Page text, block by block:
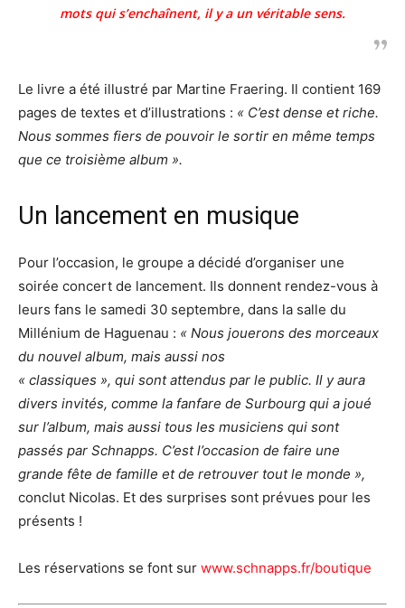
mots qui s’enchaînent, il y a un véritable sens.
Le livre a été illustré par Martine Fraering. Il contient 169
pages de textes et d’illustrations : « C’est dense et riche.
Nous sommes fiers de pouvoir le sortir en même temps
que ce troisième album ».
Un lancement en musique
Pour l’occasion, le groupe a décidé d’organiser une
soirée concert de lancement. Ils donnent rendez-vous à
leurs fans le samedi 30 septembre, dans la salle du
Millénium de Haguenau : « Nous jouerons des morceaux
du nouvel album, mais aussi nos
« classiques », qui sont attendus par le public. Il y aura
divers invités, comme la fanfare de Surbourg qui a joué
sur l’album, mais aussi tous les musiciens qui sont
passés par Schnapps. C’est l’occasion de faire une
grande fête de famille et de retrouver tout le monde »,
conclut Nicolas. Et des surprises sont prévues pour les
présents !
Les réservations se font sur www.schnapps.fr/boutique